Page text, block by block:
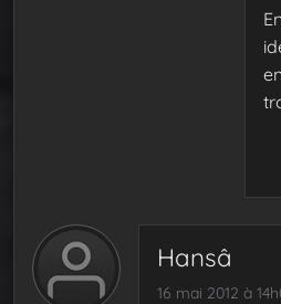
Hansâ
16 mai 2012 à